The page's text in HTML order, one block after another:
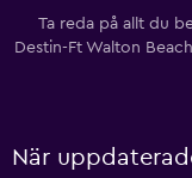
Ta reda på allt du
Destin-Ft Walton
När